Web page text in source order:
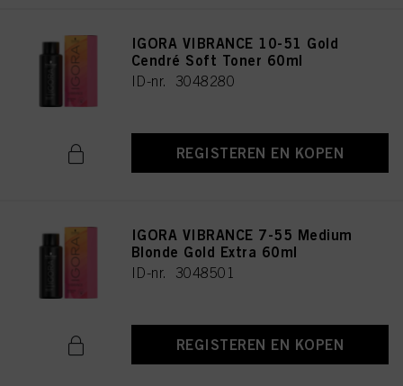
IGORA VIBRANCE 10-51 Gold
Cendré Soft Toner 60ml
ID-nr. 3048280
REGISTEREN EN KOPEN
IGORA VIBRANCE 7-55 Medium
Blonde Gold Extra 60ml
ID-nr. 3048501
REGISTEREN EN KOPEN